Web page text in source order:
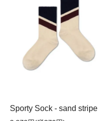
Sporty Sock - sand stripe